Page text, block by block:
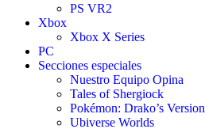
PS VR2
Xbox
Xbox X Series
PC
Secciones especiales
Nuestro Equipo Opina
Tales of Shergiock
Pokémon: Drako’s Version
Ubiverse Worlds